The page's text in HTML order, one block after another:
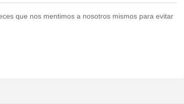
que nos mentimos a nosotros mismos para evitar